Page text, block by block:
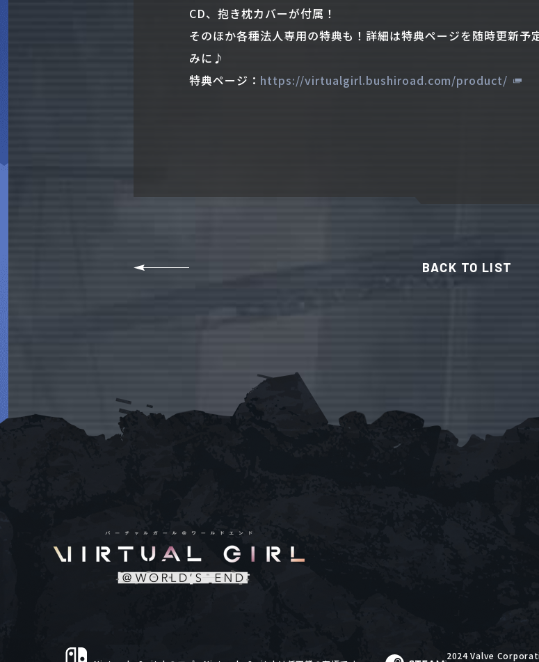
CD、抱き枕カバーが付属！
そのほか各種法人専用の特典も！詳細は特典ページを随時更新予
みに♪
特典ページ： https://virtualgirl.bushiroad.com/product/
BACK TO LIST
2024 Valve